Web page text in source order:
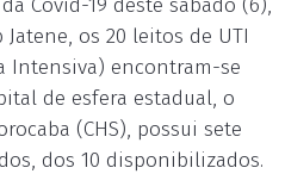
Covid-19 deste sábado (6),
os 20 leitos de UTI
Intensiva) encontram-se
de esfera estadual, o
(CHS), possui sete
dos 10 disponibilizados.